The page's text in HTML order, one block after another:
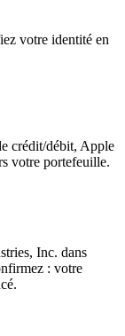
votre identité en
crédit/débit, Apple
votre portefeuille.
Inc. dans
: votre